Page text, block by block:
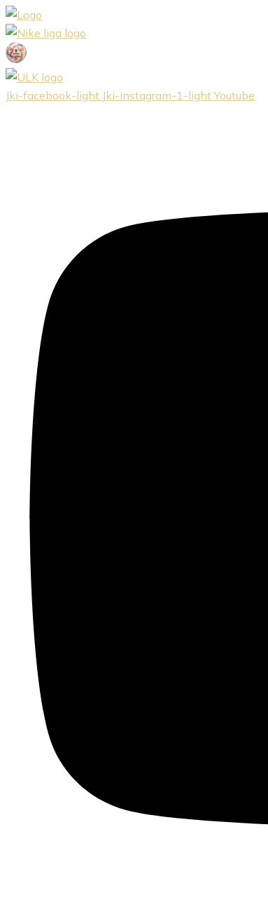
Preskočiť
na
obsah
Jki-facebook-light Jki-instagram-1-light Youtube